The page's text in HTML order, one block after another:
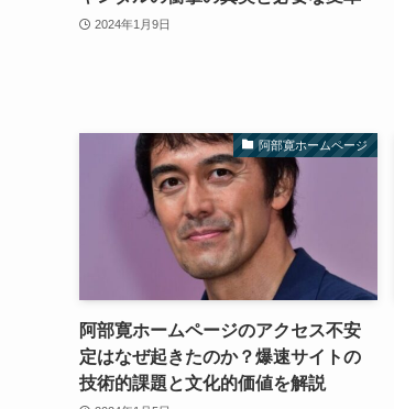
2024年1月9日
阿部寛ホームページ
阿部寛ホームページのアクセス不安
定はなぜ起きたのか？爆速サイトの
技術的課題と文化的価値を解説